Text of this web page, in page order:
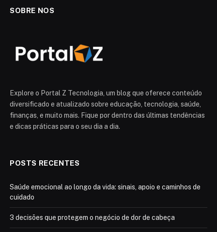
SOBRE NOS
Explore o Portal Z Tecnologia, um blog que oferece conteúdo
diversificado e atualizado sobre educação, tecnologia, saúde,
finanças, e muito mais. Fique por dentro das últimas tendências
e dicas práticas para o seu dia a dia.
POSTS RECENTES
Saúde emocional ao longo da vida: sinais, apoio e caminhos de
cuidado
3 decisões que protegem o negócio de dor de cabeça